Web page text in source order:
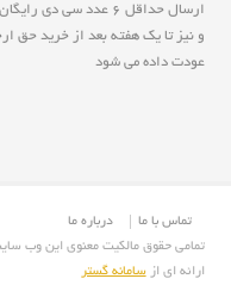
ارسال حداقل ۶ عدد
و نيز تا يک هفته بعد از خريد حق
عودت داده می شود
درباره ما
تماس با ما
تمامی حقوق مالکیت معنوی این وب
ارائه ای ازسامانه گستر